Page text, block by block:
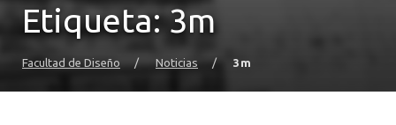
Etiqueta:3m
Facultad de Diseño / Noticias / 3m